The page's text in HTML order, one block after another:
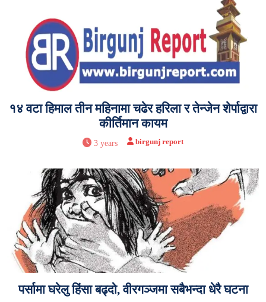
१४ वटा हिमाल तीन महिनामा चढेर हरिला र तेन्जेन शेर्पाद्वारा
कीर्तिमान कायम
3 years birgunj report
पर्सामा घरेलु हिंसा बढ्दो, वीरगञ्जमा सबैभन्दा धेरै घटना